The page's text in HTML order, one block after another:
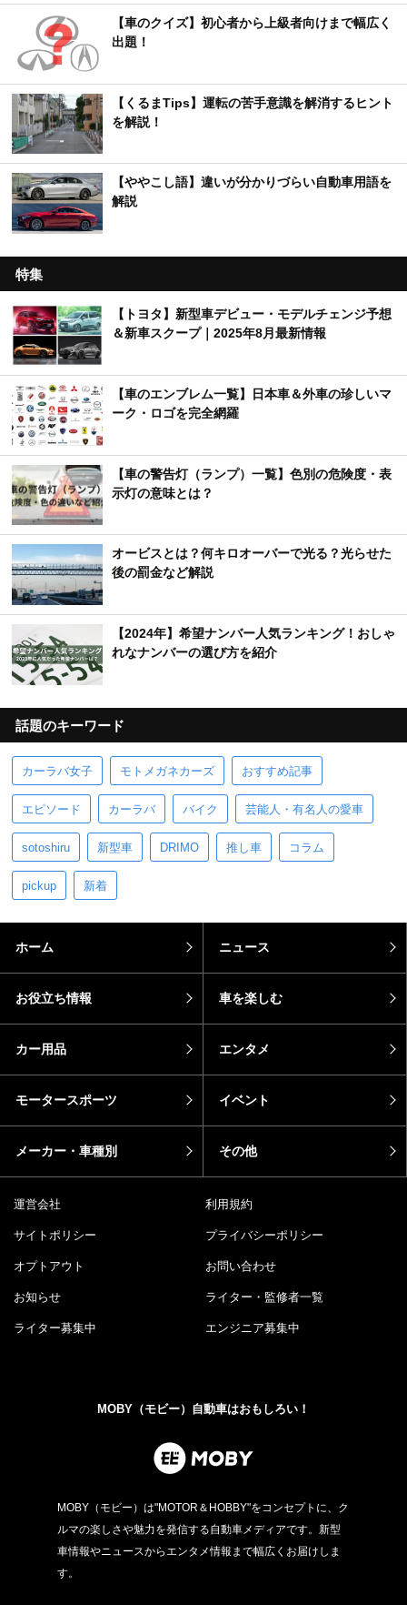
【車のクイズ】初心者から上級者向けまで幅広く
出題！
【くるまTips】運転の苦手意識を解消するヒント
を解説！
【ややこし語】違いが分かりづらい自動車用語を
解説
特集
【トヨタ】新型車デビュー・モデルチェンジ予想
＆新車スクープ｜2025年8月最新情報
【車のエンブレム一覧】日本車＆外車の珍しいマ
ーク・ロゴを完全網羅
【車の警告灯（ランプ）一覧】色別の危険度・表
示灯の意味とは？
オービスとは？何キロオーバーで光る？光らせた
後の罰金など解説
【2024年】希望ナンバー人気ランキング！おしゃ
れなナンバーの選び方を紹介
話題のキーワード
カーラバ女子 モトメガネカーズ おすすめ記事
エピソード カーラバ バイク 芸能人・有名人の愛車
sotoshiru 新型車 DRIMO 推し車 コラム
pickup 新着
ホーム ニュース
お役立ち情報 車を楽しむ
カー用品 エンタメ
モータースポーツ イベント
メーカー・車種別 その他
運営会社 利用規約
サイトポリシー プライバシーポリシー
オプトアウト お問い合わせ
お知らせ ライター・監修者一覧
ライター募集中 エンジニア募集中
MOBY（モビー）自動車はおもしろい！
MOBY（モビー）は"MOTOR＆HOBBY"をコンセプトに、ク
ルマの楽しさや魅力を発信する自動車メディアです。新型
車情報やニュースからエンタメ情報まで幅広くお届けしま
す。